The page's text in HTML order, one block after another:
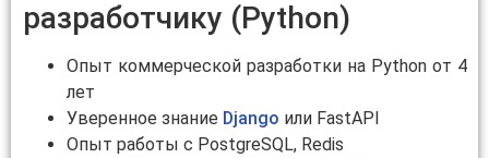
разработчику (Python)
Опыт коммерческой разработки на Python от 4
лет
Уверенное знание Django или FastAPI
Опыт работы с PostgreSQL, Redis